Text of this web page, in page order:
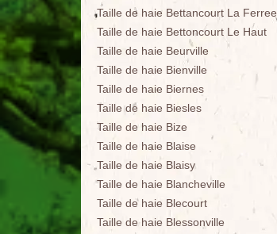
Taille de haie Bettancourt La Ferree
Taille de haie Bettoncourt Le Haut
Taille de haie Beurville
Taille de haie Bienville
Taille de haie Biernes
Taille de haie Biesles
Taille de haie Bize
Taille de haie Blaise
Taille de haie Blaisy
Taille de haie Blancheville
Taille de haie Blecourt
Taille de haie Blessonville